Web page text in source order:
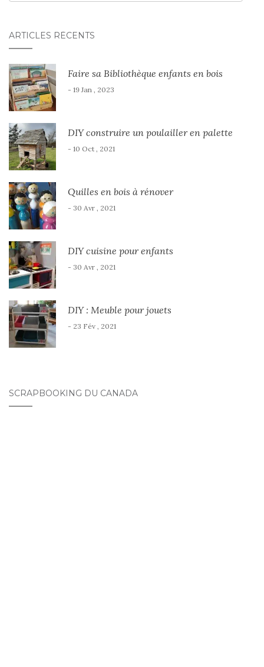
ARTICLES RÉCENTS
Faire sa Bibliothèque enfants en bois
- 19 Jan , 2023
DIY construire un poulailler en palette
- 10 Oct , 2021
Quilles en bois à rénover
- 30 Avr , 2021
DIY cuisine pour enfants
- 30 Avr , 2021
DIY : Meuble pour jouets
- 23 Fév , 2021
SCRAPBOOKING DU CANADA